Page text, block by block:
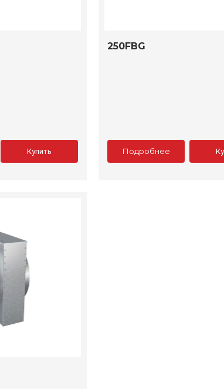
Купить
250FBG
Подробнее